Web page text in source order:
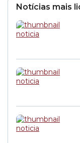
Notícias mais